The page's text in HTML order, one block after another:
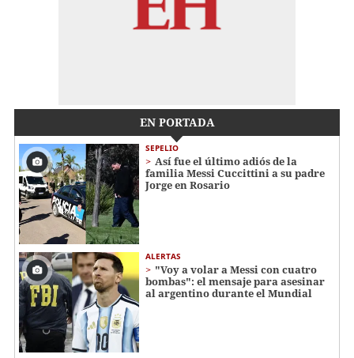
EN PORTADA
SEPELIO
Así fue el último adiós de la
familia Messi Cuccittini a su padre
Jorge en Rosario
ALERTAS
"Voy a volar a Messi con cuatro
bombas": el mensaje para asesinar
al argentino durante el Mundial